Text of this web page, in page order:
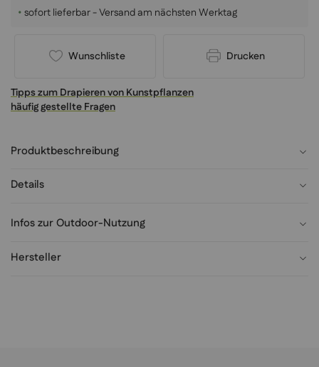
• sofort lieferbar - Versand am nächsten Werktag
Wunschliste Drucken
Tipps zum Drapieren von Kunstpflanzen
häufig gestellte Fragen
Produktbeschreibung
Details
Infos zur Outdoor-Nutzung
Hersteller